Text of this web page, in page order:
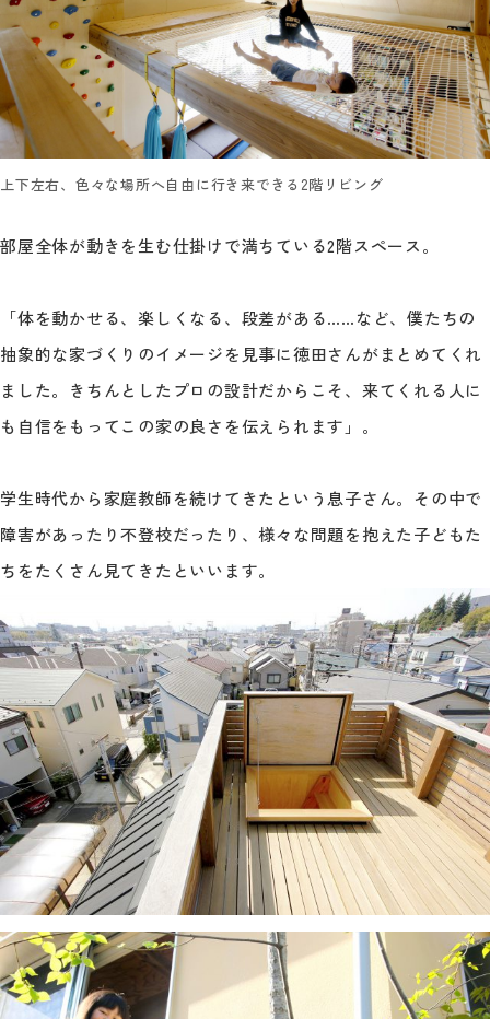
上下左右、色々な場所へ自由に行き来できる2階リビング
部屋全体が動きを生む仕掛けで満ちている2階スペース。
「体を動かせる、楽しくなる、段差がある……など、僕たちの
抽象的な家づくりのイメージを見事に徳田さんがまとめてくれ
ました。きちんとしたプロの設計だからこそ、来てくれる人に
も自信をもってこの家の良さを伝えられます」。
学生時代から家庭教師を続けてきたという息子さん。その中で
障害があったり不登校だったり、様々な問題を抱えた子どもた
ちをたくさん見てきたといいます。